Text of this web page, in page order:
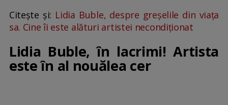
Citește și: Lidia Buble, despre greșelile din viața
sa. Cine îi este alături artistei necondiționat
Lidia Buble, în lacrimi! Artista
este în al nouălea cer